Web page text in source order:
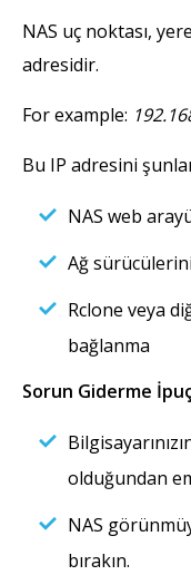
NAS uç noktası,
adresidir.
For example:
Bu IP adresini
NAS web
Ağ
Rclone veya
bağlanma
Sorun Giderme
olduğundan
NAS
bırakın.